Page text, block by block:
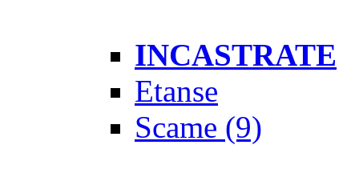
INCASTRATE
Etanse
Scame (9)